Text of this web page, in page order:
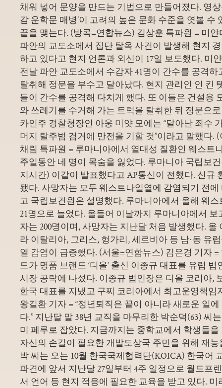
채워 넣어 문양을 만드는 기법으로 만들어졌다. 영상
감 운학문 매병’이 고려의 높은 문화 수준을 엿볼 수
끝을 맺는다. (방콕=연합뉴스) 김상훈 특파원 = 미
파안의 교도소에서 집단 탈옥 사건이 발생해 현지
하고 있다고 현지 언론과 외신이 17일 보도했다. 미
전날 파안 교도소에서 수감자 41명이 간수를 공격
탈취해 정문을 부수고 달아났다. 현지 관리인 인 킨
들이 간수를 공격해 다치게 했다. 또 이들은 건설용
와 쓰레기를 수거해 가는 트럭을 탈취한 뒤 정문으
카인주 경찰청장인 아웅 미얏 모에는 “달아난 죄수
머지 탈주범 검거에 만전을 기할 것”이라고 말했다.
채림 특파원 = 루마니아에서 열대성 질환인 웨스트
주일동안 네 명이 목숨을 잃었다. 루마니아 국립보
지시간) 이같이 발표했다고 AP통신이 전했다. 신규
됐다. 사망자는 모두 웨스트나일열에 감염되기 전
고 국립보건원은 설명했다. 루마니아에서 올해 웨
21명으로 늘었다. 올들어 이날까지 루마니아에서
자는 200명이며, 사망자는 지난달 처음 발생했다.
라 이탈리아, 그리스, 헝가리, 세르비아 등 남·동 유
열 감염이 급증했다. (서울=연합뉴스) 김은경 기자
드가 명품 브랜드 ‘디올’ 출신 이종규 대표를 유럽
시장 공략에 나섰다. 이종규 법인장은 디올 코리아,
한국 대표를 지냈고 구찌 코리아에서 최고운영책임
왕길환 기자 = “정년퇴직은 끝이 아니라 새로운 일
다.” 지난달 말 38년 교직을 마무리한 박순덕(63) 씨
미 페루로 잡았다. 지금까지는 중학교에서 학생들
자신의 손길이 필요한 개발도상국 주민을 위해 재
박 씨는 오는 10월 한국국제협력단(KOICA) 한국어
파견에 앞서 지난달 27일부터 4주 일정으로 월드프
서 언어 등 현지 적응에 필요한 교육을 받고 있다.